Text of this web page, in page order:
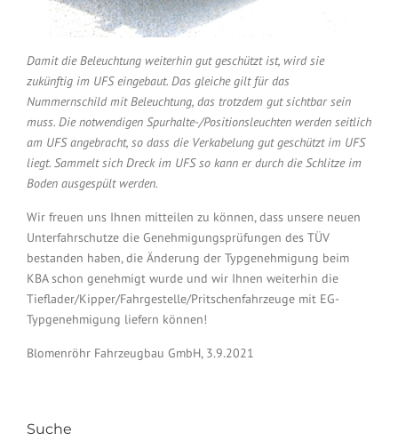
Damit die Beleuchtung weiterhin gut geschützt ist, wird sie
zukünftig im UFS eingebaut. Das gleiche gilt für das
Nummernschild mit Beleuchtung, das trotzdem gut sichtbar sein
muss. Die notwendigen Spurhalte-/Positionsleuchten werden seitlich
am UFS angebracht, so dass die Verkabelung gut geschützt im UFS
liegt. Sammelt sich Dreck im UFS so kann er durch die Schlitze im
Boden ausgespült werden.
Wir freuen uns Ihnen mitteilen zu können, dass unsere neuen
Unterfahrschutze die Genehmigungsprüfungen des TÜV
bestanden haben, die Änderung der Typgenehmigung beim
KBA schon genehmigt wurde und wir Ihnen weiterhin die
Tieflader/Kipper/Fahrgestelle/Pritschenfahrzeuge mit EG-
Typgenehmigung liefern können!
Blomenröhr Fahrzeugbau GmbH, 3.9.2021
Suche